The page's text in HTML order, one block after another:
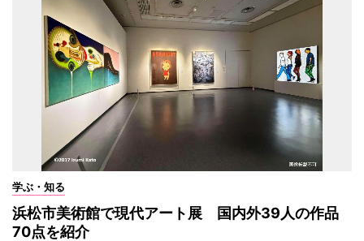
学ぶ・知る
浜松市美術館で現代アート展 国内外39人の作品
70点を紹介